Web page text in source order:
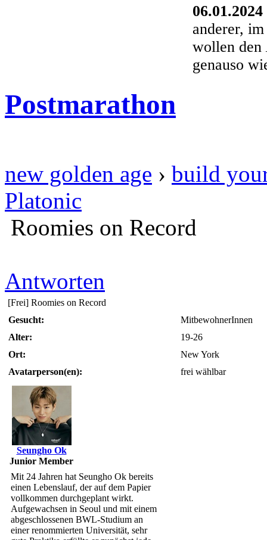
06.01.2024
anderer,
wollen den
genauso
Postmarathon
new golden age › build
Platonic
Roomies on Record
Antworten
[Frei] Roomies on Record
Gesucht:
MitbewohnerInnen
Alter:
19-26
Ort:
New York
Avatarperson(en):
frei wählbar
Seungho Ok
Junior Member
Mit 24 Jahren hat Seungho Ok bereits
einen Lebenslauf, der auf dem Papier
vollkommen durchgeplant wirkt.
Aufgewachsen in Seoul und mit einem
abgeschlossenen BWL-Studium an
einer renommierten Universität, sehr